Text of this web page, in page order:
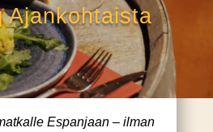
Ajankohtaista
Espanjaan – ilman